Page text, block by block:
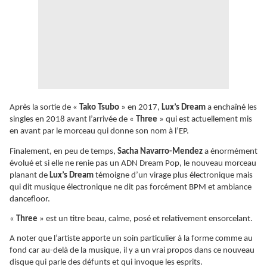
Après la sortie de « Tako Tsubo » en 2017, Lux’s Dream a enchaîné les
singles en 2018 avant l’arrivée de « Three » qui est actuellement mis
en avant par le morceau qui donne son nom à l’EP.
Finalement, en peu de temps, Sacha Navarro-Mendez a énormément
évolué et si elle ne renie pas un ADN Dream Pop, le nouveau morceau
planant de Lux’s Dream témoigne d’un virage plus électronique mais
qui dit musique électronique ne dit pas forcément BPM et ambiance
dancefloor.
« Three » est un titre beau, calme, posé et relativement ensorcelant.
A noter que l’artiste apporte un soin particulier à la forme comme au
fond car au-delà de la musique, il y a un vrai propos dans ce nouveau
disque qui parle des défunts et qui invoque les esprits.